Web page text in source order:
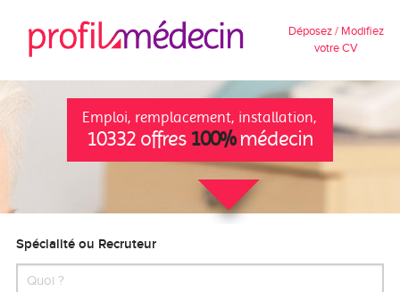
Déposez / Modifiez
votre CV
Emploi, remplacement, installation,
10332 offres 100%médecin
Spécialité ou Recruteur